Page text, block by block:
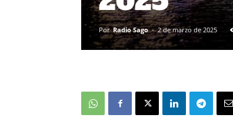
Por Radio Sago - 2 de marzo de 2025